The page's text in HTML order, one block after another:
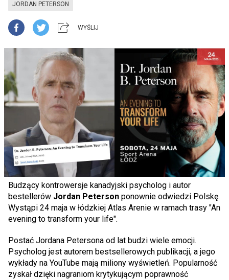
JORDAN PETERSON
WYŚLIJ
Budzący kontrowersje kanadyjski psycholog i autor
bestellerów Jordan Peterson ponownie odwiedzi Polskę.
Wystąpi 24 maja w łódzkiej Atlas Arenie w ramach trasy "An
evening to transform your life".
Postać Jordana Petersona od lat budzi wiele emocji.
Psycholog jest autorem bestsellerowych publikacji, a jego
wykłady na YouTube mają miliony wyświetleń. Popularność
zyskał dzięki nagraniom krytykującym poprawność